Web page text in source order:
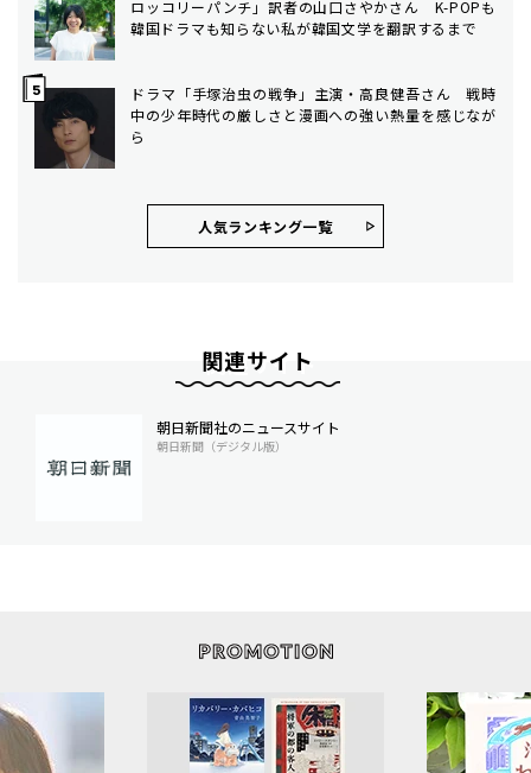
ロッコリーパンチ」訳者の山口さやかさん K-POPも
韓国ドラマも知らない私が韓国文学を翻訳するまで
ドラマ「手塚治虫の戦争」主演・高良健吾さん 戦時
中の少年時代の厳しさと漫画への強い熱量を感じなが
ら
人気ランキング⼀覧
関連サイト
朝日新聞社のニュースサイト
朝日新聞（デジタル版）